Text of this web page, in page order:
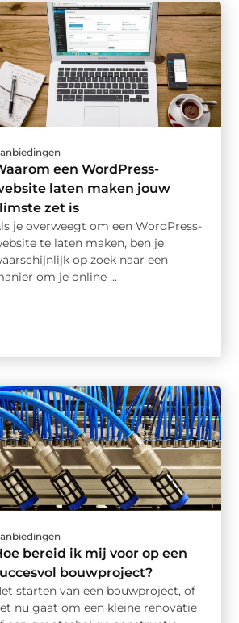
een WordPress-
laten maken jouw
zet is
je overweegt om een WordPress-
te laten maken, ben je
op zoek naar een
om je online ...
bereid ik mij voor op een
bouwproject?
starten van een bouwproject, of
nu gaat om een kleine renovatie